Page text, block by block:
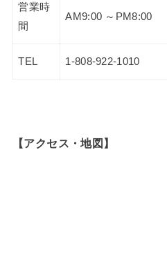
営業時
間
AM9:00 ～PM8:00
TEL 1-808-922-1010
【アクセス・地図】